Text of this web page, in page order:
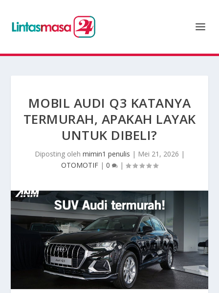
MOBIL AUDI Q3 KATANYA
TERMURAH, APAKAH LAYAK
UNTUK DIBELI?
Diposting oleh mimin1 penulis | Mei 21, 2026 |
OTOMOTIF | 0 |